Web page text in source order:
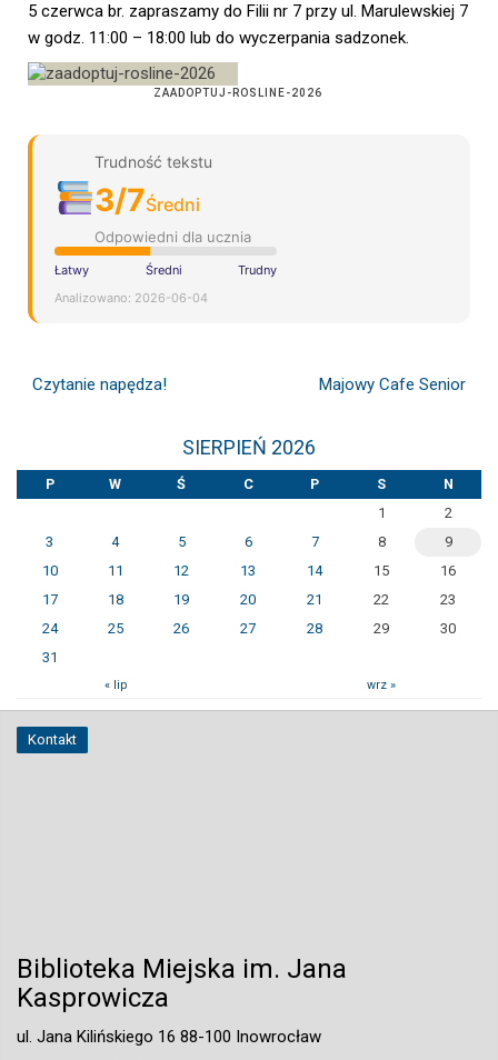
5 czerwca br. zapraszamy do Filii nr 7 przy ul. Marulewskiej 7
w godz. 11:00 – 18:00 lub do wyczerpania sadzonek.
ZAADOPTUJ-ROSLINE-2026
Trudność tekstu
3/7Średni
Odpowiedni dla ucznia
Łatwy Średni
Trudny
Analizowano: 2026-06-04
Czytanie napędza! Majowy Cafe Senior
SIERPIEŃ 2026
P W Ś C P S
N
1
2
3
4 5 6 7 8
9
10
11 12 13 14 15
16
17
18 19 20 21 22
23
24
25 26 27 28 29
30
31
« lip wrz »
Kontakt
Biblioteka Miejska im. Jana
Kasprowicza
ul. Jana Kilińskiego 16 88-100 Inowrocław